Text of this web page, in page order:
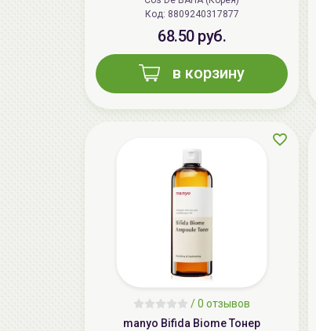
Код: 8809240317877
68.50 руб.
в корзину
/0 отзывов
manyo Bifida Biome Тонер